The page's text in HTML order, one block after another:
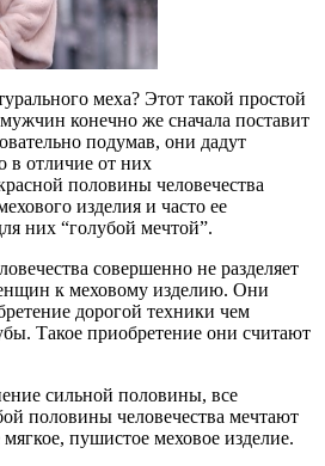
меха? Этот такой простой
конечно же сначала поставит
подумав, они дадут
в отличие от них
половины человечества
изделия и часто ее
них “голубой мечтой”.
совершенно не разделяет
к меховому изделию. Они
дорогой техники чем
Такое приобретение они считают
сильной половины, все
половины человечества мечтают
пушистое меховое изделие.